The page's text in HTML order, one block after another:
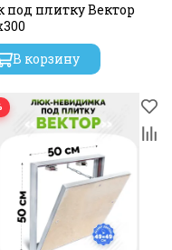
плитку Вектор
В корзину